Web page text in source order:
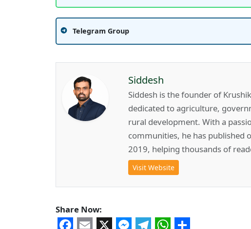
Telegram Group
Siddesh
Siddesh is the founder of
dedicated to agriculture,
rural development. With a
communities, he has published
2019, helping thousands of
Visit Website
Share Now: